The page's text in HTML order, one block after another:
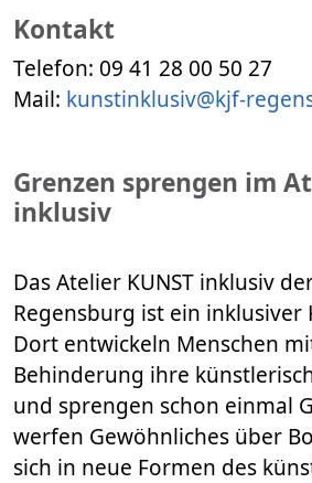
Kontakt
Telefon: 09 41 28 00 50 27
Mail: kunstinklusiv@kjf-
Grenzen sprengen im
inklusiv
Das Atelier KUNST inklusiv
Regensburg ist ein inklusiver
Dort entwickeln Menschen
Behinderung ihre
und sprengen schon einmal
werfen Gewöhnliches über
sich in neue Formen des